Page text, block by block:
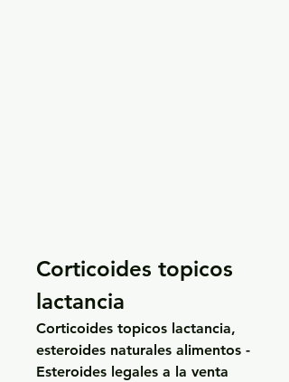
Corticoides topicos
lactancia
Corticoides topicos lactancia,
esteroides naturales alimentos -
Esteroides legales a la venta